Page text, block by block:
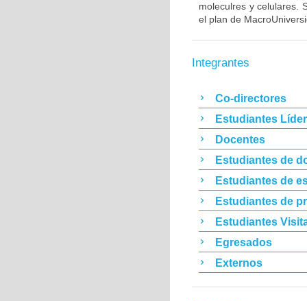
moleculres y celulares.
el plan de
Integrantes
Co-directores
Estudiantes
Docentes
Estudiantes de
Estudiantes de
Estudiantes de
Estudiantes
Egresados
Externos